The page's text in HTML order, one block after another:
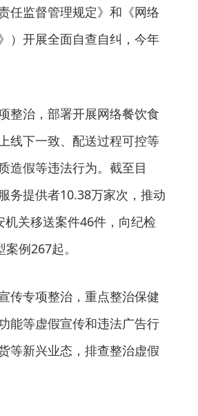
任监督管理规定》和《网络
）开展全面自查自纠，今年
整治，部署开展网络餐饮食
线下一致、配送过程可控等
造假等违法行为。截至目
务提供者10.38万家次，推动
关移送案件46件，向纪检
例267起。
传专项整治，重点整治保健
能等虚假宣传和违法广告行
等新兴业态，排查整治虚假